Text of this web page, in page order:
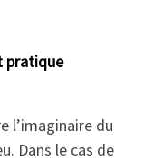
pratique
l’imaginaire du
Dans le cas de